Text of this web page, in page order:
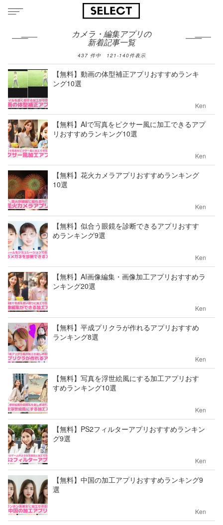
カメラ・編集アプリの
新着記事一覧
437 件中 121-140件表示
【無料】動画の体型補正アプリおすすめランキ
ング10選
Ken
【無料】AIで写真をピクサー風に加工できるアプ
リおすすめランキング10選
Ken
【無料】花火カメラアプリおすすめランキング
10選
Ken
【無料】似合う眼鏡を診断できるアプリおすす
めランキング9選
Ken
【無料】AI画像編集・画像加工アプリおすすめラ
ンキング20選
Ken
【無料】平成プリクラが作れるアプリおすすめ
ランキング8選
Ken
【無料】写真を浮世絵風にする加工アプリおす
すめランキング10選
Ken
【無料】PS2フィルターアプリおすすめランキン
グ9選
Ken
【無料】中国の加工アプリおすすめランキング9
選
Ken